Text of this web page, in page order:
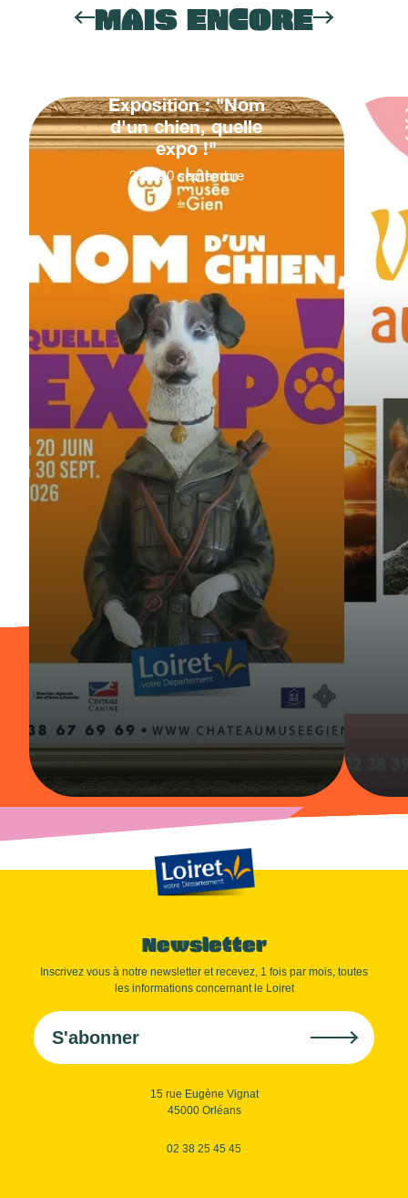
MAIS ENCORE
Exposition : "Nom
d'un chien, quelle
expo !"
20 30 septembre
Newsletter
Inscrivez vous à notre newsletter et recevez, 1 fois par mois, toutes
les informations concernant le Loiret
S'abonner
15 rue Eugène Vignat
45000 Orléans
02 38 25 45 45